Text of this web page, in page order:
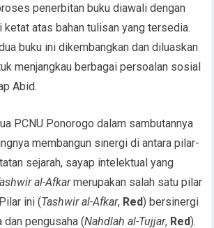
penerbitan buku diawali dengan
atas bahan tulisan yang tersedia.
buku ini dikembangkan dan diluaskan
menjangkau berbagai persoalan sosial
Abid.
PCNU Ponorogo dalam sambutannya
membangun sinergi di antara pilar-
sejarah, sayap intelektual yang
al-Afkarmerupakan salah satu pilar
ini (Tashwir al-Afkar, Red) bersinergi
dan pengusaha (Nahdlah al-Tujjar, Red).